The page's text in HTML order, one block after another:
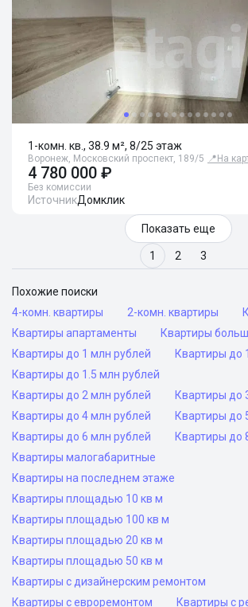
1-комн. кв., 38.9 м², 8/25 этаж
Воронеж, Московский проспект, 189/5 📍 На
4 780 000 ₽
Без комиссии
ИсточникДомклик
Показать еще
1 2 3
Похожие поиски
4-комн. квартиры
2-комн. квартиры
Квартиры апартаменты
Квартиры
Квартиры до 1 млн рублей
Квартиры до
Квартиры до 1.5 млн рублей
Квартиры до 2 млн рублей
Квартиры до
Квартиры до 4 млн рублей
Квартиры до
Квартиры до 6 млн рублей
Квартиры до
Квартиры малогабаритные
Квартиры на последнем этаже
Квартиры площадью 10 кв м
Квартиры площадью 100 кв м
Квартиры площадью 20 кв м
Квартиры площадью 50 кв м
Квартиры с дизайнерским ремонтом
Квартиры с евроремонтом
Квартиры с